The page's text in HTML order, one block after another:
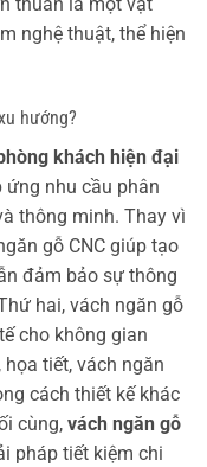
nghệ thuật, thể hiện
hướng?
khách hiện đại
nhu cầu phân
thông minh. Thay vì
gỗ CNC giúp tạo
đảm bảo sự thông
hai, vách ngăn gỗ
cho không gian
tiết, vách ngăn
cách thiết kế khác
cùng, vách ngăn gỗ
pháp tiết kiệm chi